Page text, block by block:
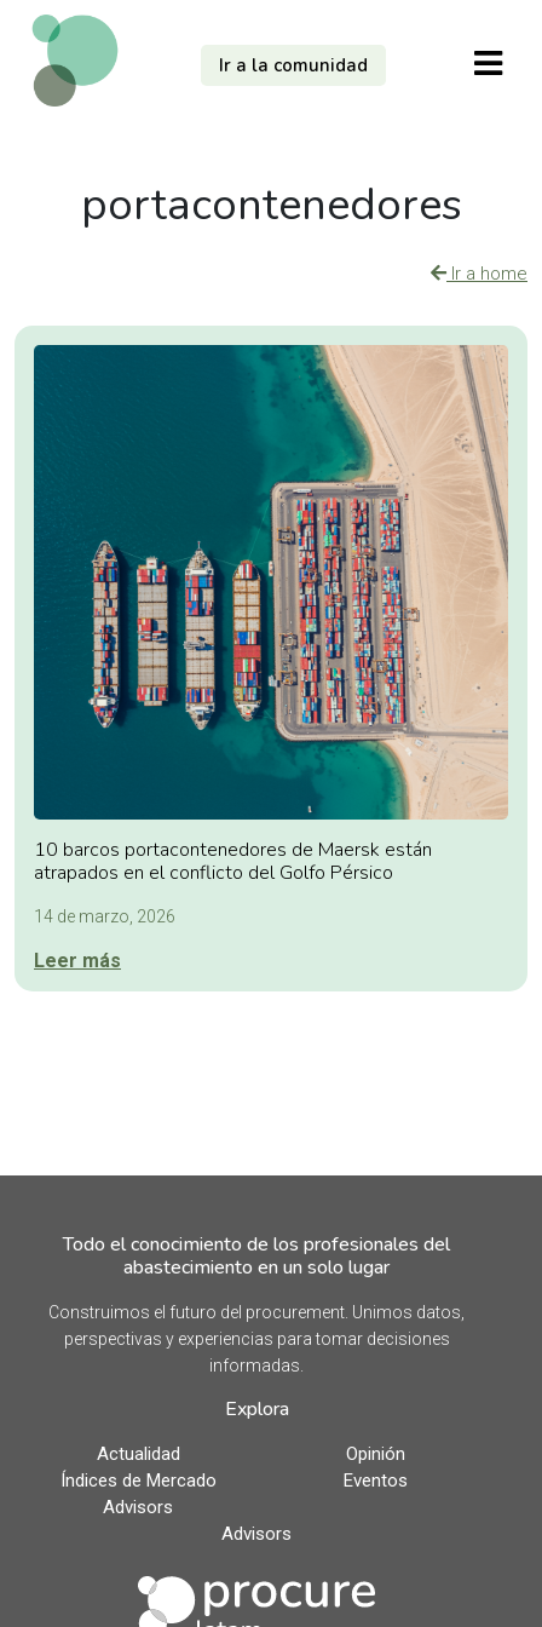
Ir a la comunidad
portacontenedores
Ir a home
10 barcos portacontenedores de Maersk están
atrapados en el conflicto del Golfo Pérsico
14 de marzo, 2026
Leer más
Todo el conocimiento de los profesionales del
abastecimiento en un solo lugar
Construimos el futuro del procurement. Unimos datos,
perspectivas y experiencias para tomar decisiones
informadas.
Explora
Actualidad
Opinión
Índices de Mercado
Eventos
Advisors
Advisors